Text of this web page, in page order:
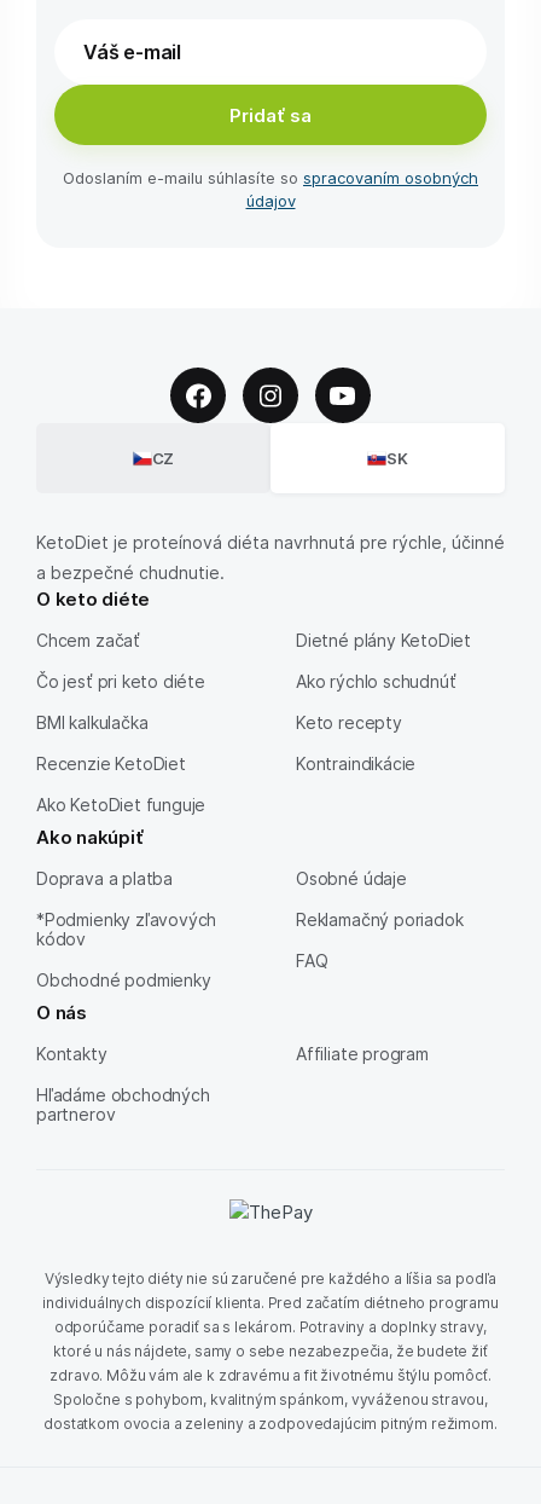
Pridať sa
Odoslaním e-⁠mailu súhlasíte so spracovaním osobných
údajov
CZ SK
KetoDiet je proteínová diéta navrhnutá pre rýchle, účinné
a bezpečné chudnutie.
O keto diéte
Chcem začať
Čo jesť pri keto diéte
BMI kalkulačka
Recenzie KetoDiet
Ako KetoDiet funguje
Dietné plány KetoDiet
Ako rýchlo schudnúť
Keto recepty
Kontraindikácie
Ako nakúpiť
Doprava a platba
*Podmienky zľavových
kódov
Obchodné podmienky
Osobné údaje
Reklamačný poriadok
FAQ
O nás
Kontakty
Hľadáme obchodných
partnerov
Affiliate program
Výsledky tejto diéty nie sú zaručené pre každého a líšia sa podľa
individuálnych dispozícií klienta. Pred začatím diétneho programu
odporúčame poradiť sa s lekárom. Potraviny a doplnky stravy,
ktoré u nás nájdete, samy o sebe nezabezpečia, že budete žiť
zdravo. Môžu vám ale k zdravému a fit životnému štýlu pomôcť.
Spoločne s pohybom, kvalitným spánkom, vyváženou stravou,
dostatkom ovocia a zeleniny a zodpovedajúcim pitným režimom.